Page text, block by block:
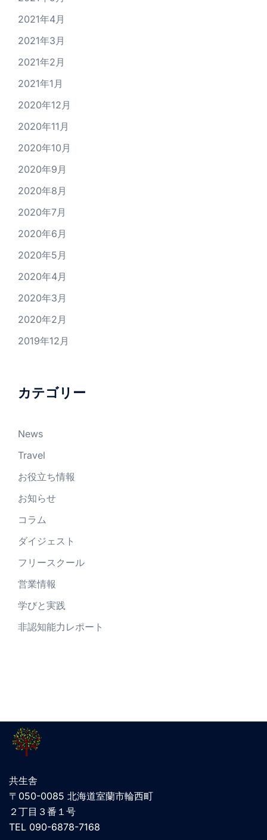
2021年4月
2021年3月
2021年2月
2021年1月
2020年12月
2020年11月
2020年10月
2020年9月
2020年8月
2020年7月
2020年6月
2020年5月
2020年4月
2020年3月
2020年2月
2019年12月
カテゴリー
News
Travel
お役立ち情報
お知らせ
コラム
ダイジェスト
フリースクール
営業情報
学びと実践
非認知能力レポート
共生舎
〒050-0085 北海道室蘭市輪西町
２丁目３番１号
TEL 090-6878-7168